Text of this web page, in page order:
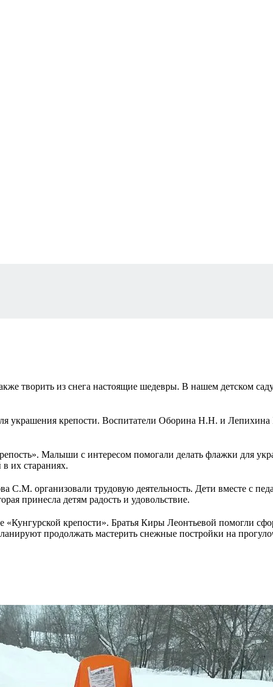
творить из снега настоящие шедевры. В нашем детском
украшения крепости. Воспитатели Оборина Н.Н. и
Малыши с интересом помогали делать флажки для
их стараниях.
организовали трудовую деятельность. Дети вместе с
принесла детям радость и удовольствие.
крепости». Братья Киры Леонтьевой помогли
продолжать мастерить снежные постройки на